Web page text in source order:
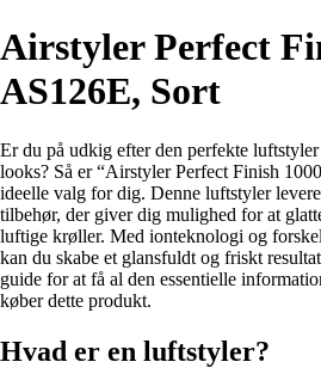
Airstyler Perfect
AS126E, Sort
Er du på udkig efter den perfekte
looks? Så er “Airstyler Perfect Finish
ideelle valg for dig. Denne luftstyler
tilbehør, der giver dig mulighed for at
luftige krøller. Med ionteknologi og
kan du skabe et glansfuldt og friskt
guide for at få al den essentielle
køber dette produkt.
Hvad er en luftstyler?